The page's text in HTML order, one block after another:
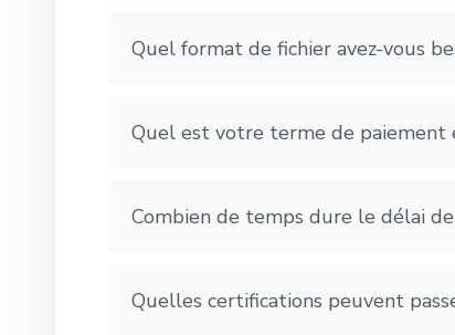
Quel format de fichier avez-vous
Quel est votre terme de paiement
Combien de temps dure le délai
Quelles certifications peuvent